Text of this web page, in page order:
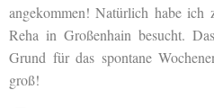
angekommen! Natürlich habe ich
Reha in Großenhain besucht.
Grund für das spontane
groß!